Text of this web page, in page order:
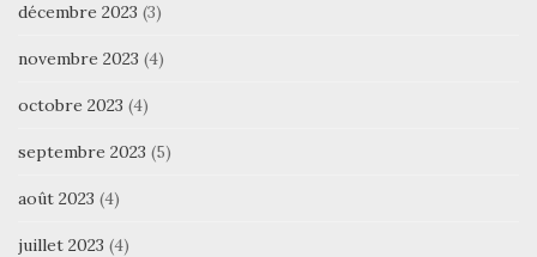
décembre 2023 (3)
novembre 2023 (4)
octobre 2023 (4)
septembre 2023 (5)
août 2023 (4)
juillet 2023 (4)